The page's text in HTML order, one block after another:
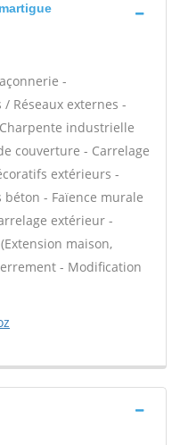
-
Réseaux externes -
industrielle
couverture - Carrelage
extérieurs -
- Faïence murale
extérieur -
maison,
- Modification